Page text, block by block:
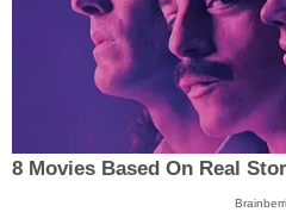
8 Movies Based On Real